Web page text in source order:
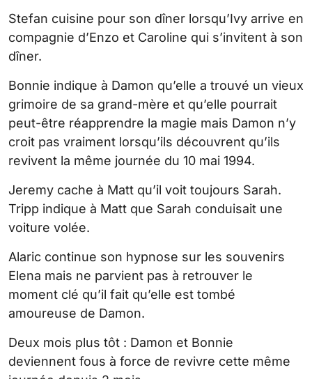
Stefan cuisine pour son dîner lorsqu’Ivy arrive en
compagnie d’Enzo et Caroline qui s’invitent à son
dîner.
Bonnie indique à Damon qu’elle a trouvé un vieux
grimoire de sa grand-mère et qu’elle pourrait
peut-être réapprendre la magie mais Damon n’y
croit pas vraiment lorsqu’ils découvrent qu’ils
revivent la même journée du 10 mai 1994.
Jeremy cache à Matt qu’il voit toujours Sarah.
Tripp indique à Matt que Sarah conduisait une
voiture volée.
Alaric continue son hypnose sur les souvenirs
Elena mais ne parvient pas à retrouver le
moment clé qu’il fait qu’elle est tombé
amoureuse de Damon.
Deux mois plus tôt : Damon et Bonnie
deviennent fous à force de revivre cette même